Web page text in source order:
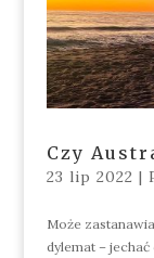
Czy
23 lip 2022 |
Może
dylemat – jechać